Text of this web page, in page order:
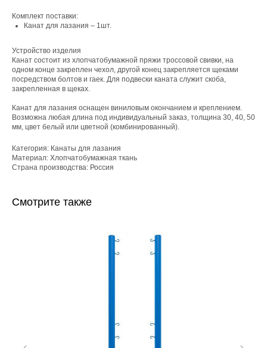
Комплект поставки:
Канат для лазания – 1шт.
Устройство изделия
Канат состоит из хлопчатобумажной пряжи тросcовой свивки, на
одном конце закреплен чехол, другой конец закрепляется щеками
посредством болтов и гаек. Для подвески каната служит скоба,
закрепленная в щеках.
Канат для лазания оснащен виниловым окончанием и креплением.
Возможна любая длина под индивидуальный заказ, толщина 30, 40, 50
мм, цвет белый или цветной (комбинированный).
Категория: Канаты для лазания
Материал: Хлопчатобумажная ткань
Страна производства: Россия
Смотрите также